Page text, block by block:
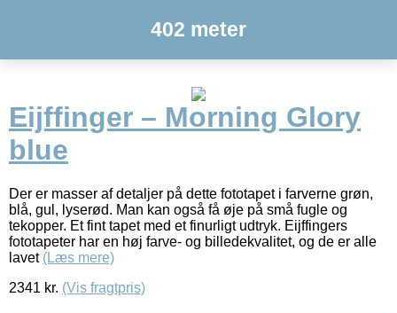
402 meter
Eijffinger – Morning Glory
blue
Der er masser af detaljer på dette fototapet i farverne grøn,
blå, gul, lyserød. Man kan også få øje på små fugle og
tekopper. Et fint tapet med et finurligt udtryk. Eijffingers
fototapeter har en høj farve- og billedekvalitet, og de er alle
lavet (Læs mere)
2341 kr. (Vis fragtpris)